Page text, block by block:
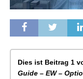
Dies ist Beitrag 1
Guide – EW –